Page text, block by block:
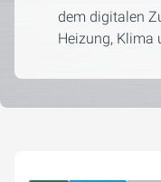
dem digitalen
Heizung, Klima